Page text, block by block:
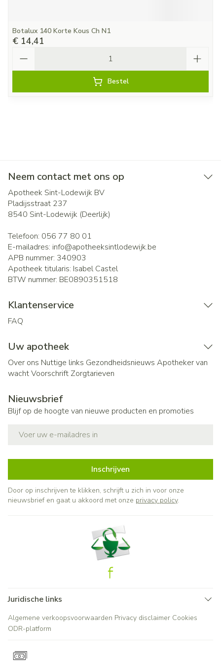
Botalux 140 Korte Kous Ch N1
€ 14,41
Bestel
Neem contact met ons op
Apotheek Sint-Lodewijk BV
Pladijsstraat 237
8540 Sint-Lodewijk (Deerlijk)
Telefoon: 056 77 80 01
E-mailadres: info@apotheeksintlodewijk.be
APB nummer: 340903
Apotheek titularis: Isabel Castel
BTW nummer: BE0890351518
Klantenservice
FAQ
Uw apotheek
Over ons Nuttige links Gezondheidsnieuws Apotheker van
wachtVoorschrift Zorgtarieven
Nieuwsbrief
Blijf op de hoogte van nieuwe producten en promoties
Inschrijven
Door op inschrijven te klikken, schrijft u zich in voor onze
nieuwsbrief en gaat u akkoord met onze privacy policy.
Juridische links
Algemene verkoopsvoorwaarden Privacy disclaimer Cookies
ODR-platform